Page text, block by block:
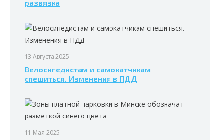
развязка
13 Августа 2025
Велосипедистам и самокатчикам
спешиться. Изменения в ПДД
11 Мая 2025